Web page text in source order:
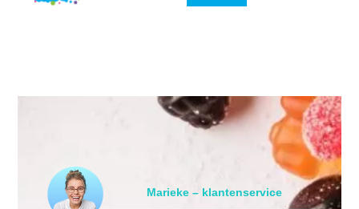
Marieke – klantenservice